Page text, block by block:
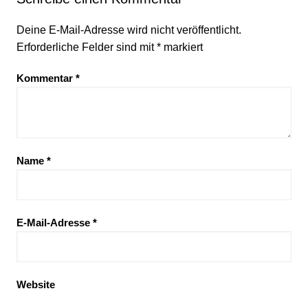
Deine E-Mail-Adresse wird nicht veröffentlicht.
Erforderliche Felder sind mit*markiert
Kommentar *
Name *
E-Mail-Adresse *
Website